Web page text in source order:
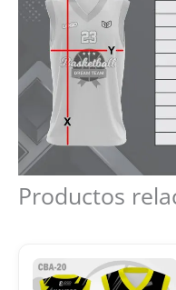
Productos